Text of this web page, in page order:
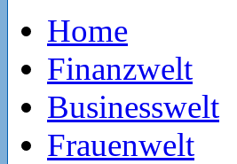
Home
Finanzwelt
Businesswelt
Frauenwelt